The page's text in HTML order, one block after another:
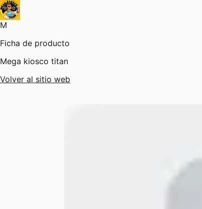
M
Ficha de producto
Mega kiosco titan
Volver al sitio web